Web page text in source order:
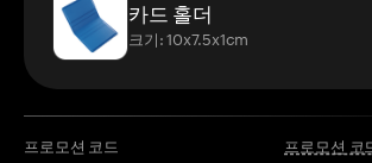
카드 홀더
크기: 10x7.5x1cm
프로모션 코드 프로모션 코